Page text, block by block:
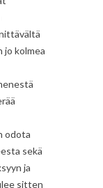
jo kolmea
odota
sekä
ja
sitten